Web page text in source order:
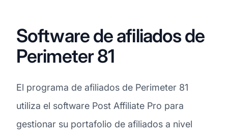
Software de afiliados de
Perimeter 81
El programa de afiliados de Perimeter 81
utiliza el software Post Affiliate Pro para
gestionar su portafolio de afiliados a nivel